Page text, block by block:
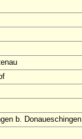
b. Donaueschingen